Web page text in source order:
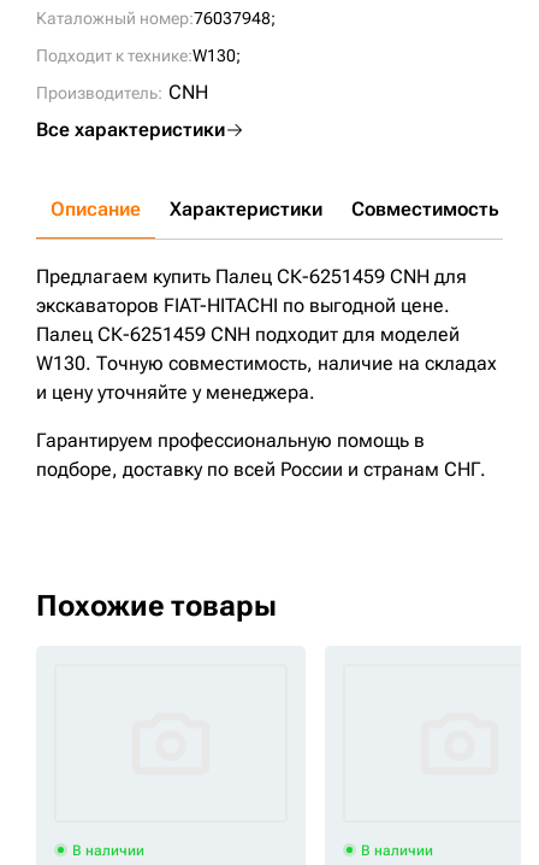
Каталожный номер:76037948;
Подходит к технике:W130;
Производитель: CNH
Все характеристики
Описание Характеристики Совместимость
Предлагаем купить Палец СК-6251459 CNH для
экскаваторов FIAT-HITACHI по выгодной цене.
Палец СК-6251459 CNH подходит для моделей
W130. Точную совместимость, наличие на складах
и цену уточняйте у менеджера.
Гарантируем профессиональную помощь в
подборе, доставку по всей России и странам СНГ.
Похожие товары
В наличии
В наличии